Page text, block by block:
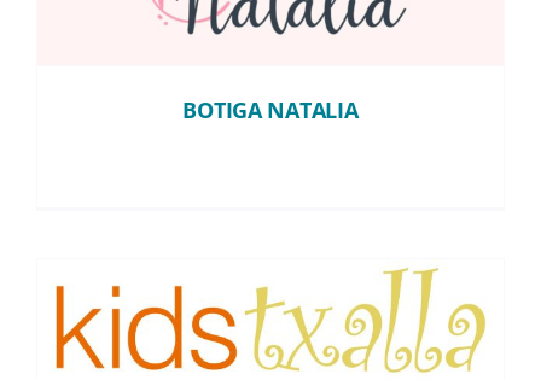
BOTIGA NATALIA
KIDSTXALLA